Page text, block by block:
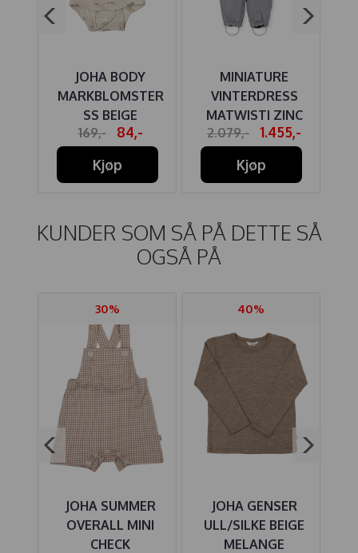
JOHA BODY
MARKBLOMSTER
SS BEIGE
169,-
84,-
Kjøp
MINIATURE
VINTERDRESS
MATWISTI ZINC
PURPLE
2.079,-
1.455,-
Kjøp
KUNDER SOM SÅ PÅ DETTE SÅ
OGSÅ PÅ
30%
JOHA SUMMER
OVERALL MINI
CHECK
40%
JOHA GENSER
ULL/SILKE BEIGE
MELANGE